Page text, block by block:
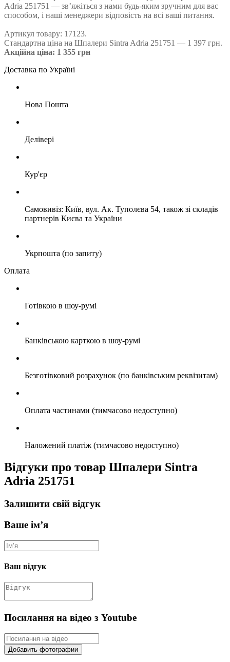
Adria 251751 — зв’яжіться з нами будь-яким зручним для вас
способом, і наші менеджери відповість на всі ваші питання.
Артикул товару: 17123.
Стандартна ціна на Шпалери Sintra Adria 251751 — 1 397 грн.
Акційна ціна: 1 355 грн
Доставка по Україні
Нова Пошта
Делівері
Кур'єр
Самовивіз: Київ, вул. Ак. Туполєва 54, також зі складів
партнерів Києва та України
Укрпошта (по запиту)
Оплата
Готівкою в шоу-румі
Банківською карткою в шоу-румі
Безготівковий розрахунок (по банківським реквізитам)
Оплата частинами (тимчасово недоступно)
Наложений платіж (тимчасово недоступно)
Відгуки про товар Шпалери Sintra
Adria 251751
Залишити свій відгук
Ваше ім’я
Ваш відгук
Посилання на відео з Youtube
Добавить фотографии